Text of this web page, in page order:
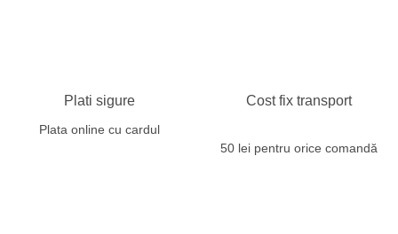
Plati sigure
Plata online cu cardul
Cost fix transport
50 lei pentru orice comandă